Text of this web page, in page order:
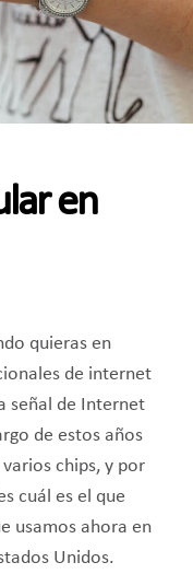
en
quieras en
de internet
señal de Internet
de estos años
chips, y por
cuál es el que
usamos ahora en
Unidos.